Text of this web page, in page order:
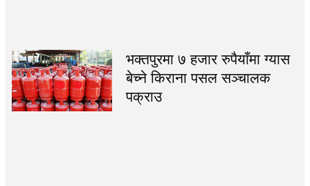
भक्तपुरमा ७ हजार रुपैयाँमा ग्यास
बेच्ने किराना पसल सञ्चालक
पक्राउ